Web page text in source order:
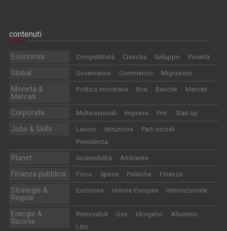
contenuti
Economia Competitività Crescita Sviluppo Povertà
Global Governance Commercio Migrazioni
Moneta &
Mercati
Politica monetaria Bce Banche Mercati
Corporate Multinazionali Imprese Pmi Start-up
Jobs & Skills Lavoro Istruzione
Parti sociali
Previdenza
Planet Sostenibilità Ambiente
Finanza pubblica Fisco Spesa Politiche Finanza
Strategie &
Regole
Eurozona Unione Europea Internazionale
Energie &
Risorse
Rinnovabili Gas Idrogeno
Alluminio
Litio